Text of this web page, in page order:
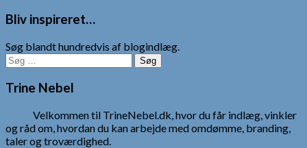
Bliv inspireret…
Søg blandt hundredvis af blogindlæg.
Søg
efter:
Trine Nebel
Velkommen til TrineNebel.dk, hvor du får indlæg, vinkler
og råd om, hvordan du kan arbejde med omdømme, branding,
taler og troværdighed.